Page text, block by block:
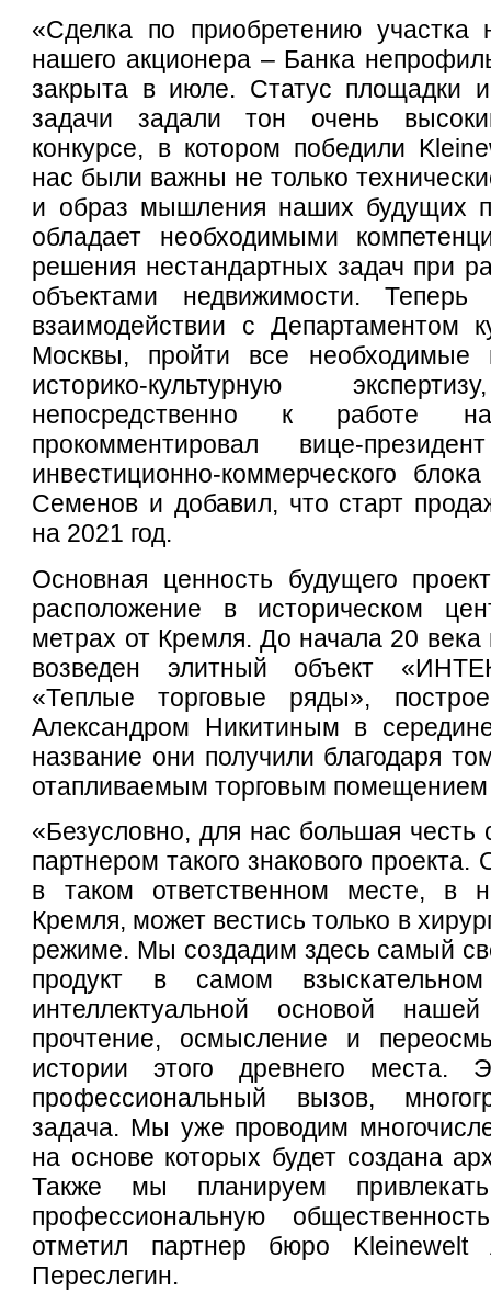
«Сделка по приобретению
нашего акционера – Банка
закрыта в июле. Статус площадки
задачи задали тон очень
конкурсе, в котором победили
нас были важны не только
и образ мышления наших будущих
обладает необходимыми
решения нестандартных задач при
объектами недвижимости.
взаимодействии с Департаментом
Москвы, пройти все необходимые
историко-культурную
непосредственно к работе
прокомментировал вице-
инвестиционно-коммерческого
Семенов и добавил, что старт
на 2021 год.
Основная ценность будущего
расположение в историческом
метрах от Кремля. До начала 20 века
возведен элитный объект
«Теплые торговые ряды»,
Александром Никитиным в
название они получили благодаря
отапливаемым торговым
«Безусловно, для нас большая честь
партнером такого знакового
в таком ответственном месте, в
Кремля, может вестись только в
режиме. Мы создадим здесь самый
продукт в самом
интеллектуальной основой
прочтение, осмысление и
истории этого древнего места.
профессиональный вызов,
задача. Мы уже проводим
на основе которых будет создана
Также мы планируем
профессиональную
отметил партнер бюро Kleinewelt
Переслегин.